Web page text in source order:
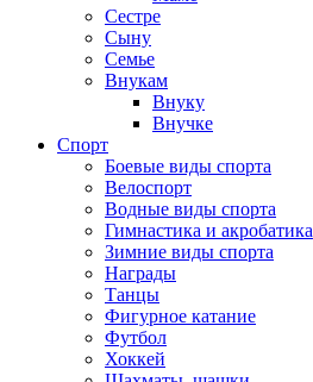
Сестре
Сыну
Семье
Внукам
Внуку
Внучке
Спорт
Боевые виды спорта
Велоспорт
Водные виды спорта
Гимнастика и акробатика
Зимние виды спорта
Награды
Танцы
Фигурное катание
Футбол
Хоккей